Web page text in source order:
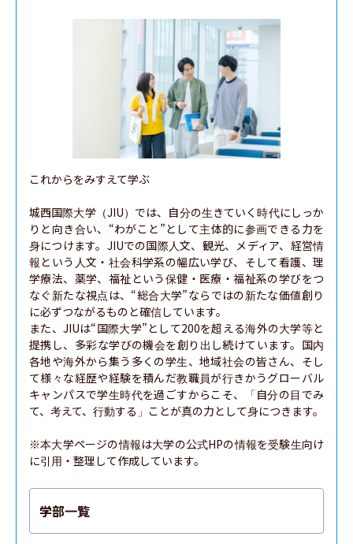
これからをみすえて学ぶ
城西国際大学（JIU）では、自分の生きていく時代にしっか
りと向き合い、“わがこと”として主体的に参画できる力を
身につけます。JIUでの国際人文、観光、メディア、経営情
報という人文・社会科学系の幅広い学び、そして看護、理
学療法、薬学、福祉という保健・医療・福祉系の学びをつ
なぐ新たな視点は、“総合大学”ならではの新たな価値創り
に必ずつながるものと確信しています。
また、JIUは“国際大学”として200を超える海外の大学等と
提携し、多彩な学びの機会を創り出し続けています。国内
各地や海外から集う多くの学生、地域社会の皆さん、そし
て様々な経歴や経験を積んだ教職員が行きかうグローバル
キャンパスで学生時代を過ごすからこそ、「自分の目でみ
て、考えて、行動する」ことが真の力として身につきます。
※本大学ページの情報は大学の公式HPの情報を受験生向け
に引用・整理して作成しています。
学部一覧